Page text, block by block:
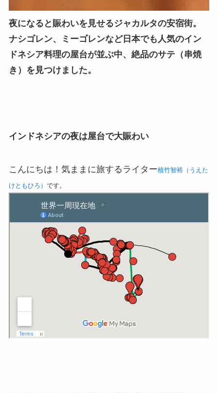
夜になると賑わいを見せるジャカルタの安宿街。
ナシゴレン、ミーゴレンなど日本でも人気のイン
ドネシア料理の屋台が並ぶ中、絶品のサテ（串焼
き）を見つけました。
インドネシアの夜は屋台で大賑わい
こんにちは！気ままに旅するライター植竹智裕（うえた
けともひろ） です。